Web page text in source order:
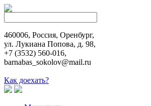
460006, Россия, Оренбург,
ул. Лукиана Попова, д. 98,
+7 (3532) 560-016,
barnabas_sokolov@mail.ru
Как доехать?